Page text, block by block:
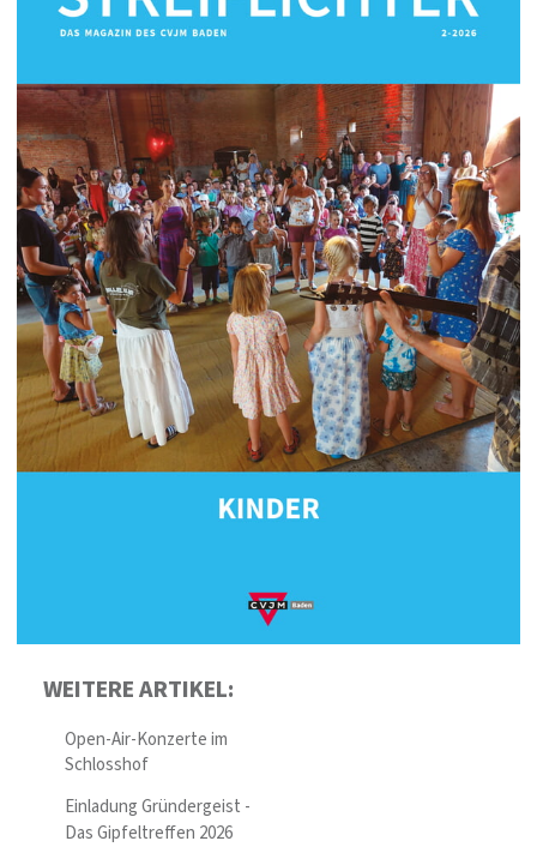
WEITERE ARTIKEL:
Open-Air-Konzerte im
Schlosshof
Einladung Gründergeist -
Das Gipfeltreffen 2026